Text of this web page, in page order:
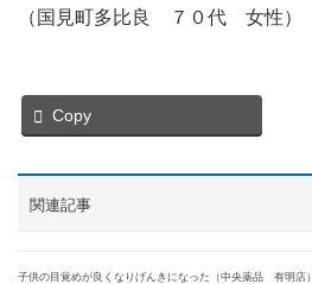
（国見町多比良 ７０代 女性）
Copy
関連記事
子供の目覚めが良くなりげんきになった（中央薬品 有明店）